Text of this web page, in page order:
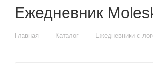
Ежедневник
Главная — Каталог — Ежедневники c